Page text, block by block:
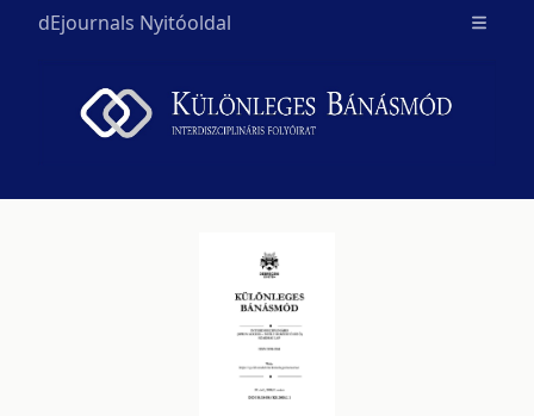
dEjournals Nyitóoldal Open